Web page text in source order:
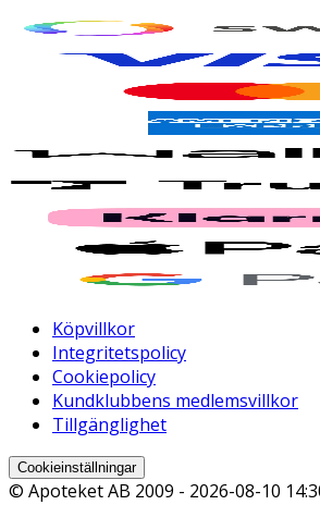
Köpvillkor
Integritetspolicy
Cookiepolicy
Kundklubbens medlemsvillkor
Tillgänglighet
Cookieinställningar
© Apoteket AB 2009 - 2026-08-10